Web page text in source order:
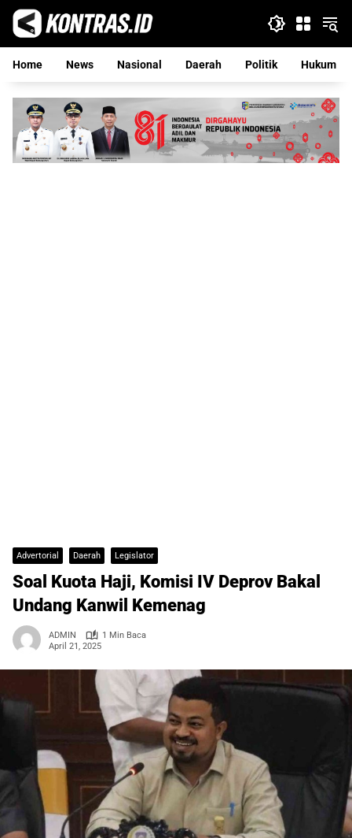
Langsung
konten
Home
News Nasional Daerah Politik Hukum
Advertorial Daerah Legislator
Soal Kuota Haji, Komisi IV Deprov Bakal
Undang Kanwil Kemenag
ADMIN
1 Min Baca
April 21, 2025